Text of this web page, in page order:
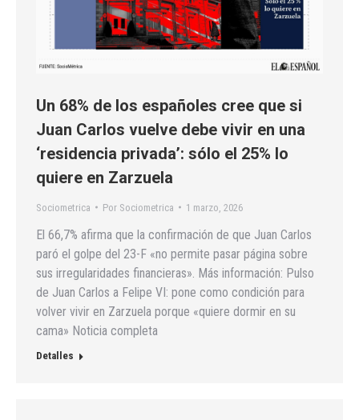
Un 68% de los españoles cree que si
Juan Carlos vuelve debe vivir en una
‘residencia privada’: sólo el 25% lo
quiere en Zarzuela
Sociometrica Por Sociometrica 1 marzo, 2026
El 66,7% afirma que la confirmación de que Juan Carlos
paró el golpe del 23-F «no permite pasar página sobre
sus irregularidades financieras». Más información: Pulso
de Juan Carlos a Felipe VI: pone como condición para
volver vivir en Zarzuela porque «quiere dormir en su
cama» Noticia completa
Detalles